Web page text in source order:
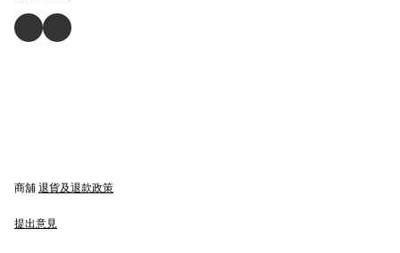
商舖 退貨及退款政策
提出意見